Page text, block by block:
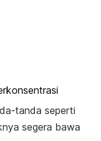
tanda seperti
segera bawa